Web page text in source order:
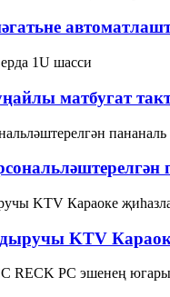
матбугат
KTV